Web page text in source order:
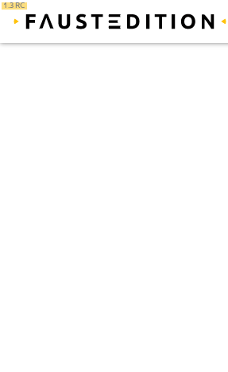
1.3 RC